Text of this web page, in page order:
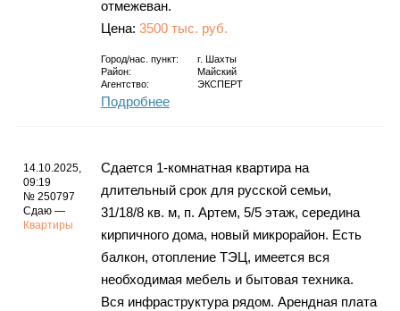
отмежеван.
Цена: 3500 тыс. руб.
Город/нас. пункт: г.
Шахты
Район:
Майский
Агентство:
ЭКСПЕРТ
Подробнее
14.10.2025,
09:19
№ 250797
Сдаю —
Квартиры
Сдается 1-комнатная квартира на
длительный срок для русской семьи,
31/18/8 кв. м, п. Артем, 5/5 этаж, середина
кирпичного дома, новый микрорайон. Есть
балкон, отопление ТЭЦ, имеется вся
необходимая мебель и бытовая техника.
Вся инфраструктура рядом. Арендная плата